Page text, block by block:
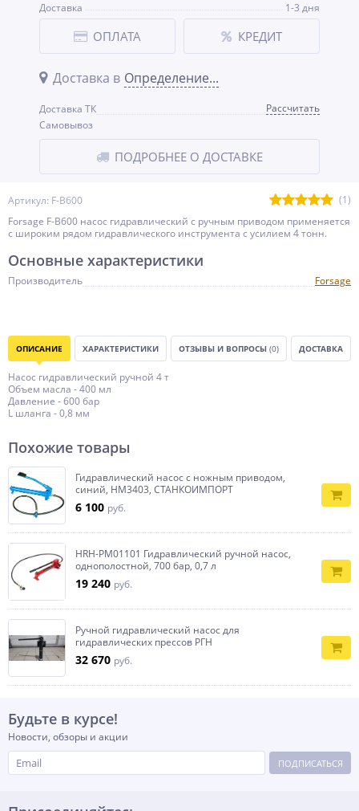
Артикул: F-B600
(1)
Forsage F-B600 насос гидравлический с ручным приводом применяется
с широким рядом гидравлического инструмента с усилием 4 тонн.
Доставка 1-3 дня
ОПЛАТА КРЕДИТ
Доставка в Определение...
Доставка ТК
Рассчитать
Самовывоз
ПОДРОБНЕЕ О ДОСТАВКЕ
Основные характеристики
Производитель Forsage
ОПИСАНИЕ ХАРАКТЕРИСТИКИ ОТЗЫВЫ И ВОПРОСЫ (0) ДОСТАВКА
Насос гидравлический ручной 4 т
Объем масла - 400 мл
Давление - 600 бар
L шланга - 0,8 мм
Похожие товары
Гидравлический насос с ножным приводом,
синий, HM3403, СТАНКОИМПОРТ
6 100 руб.
HRH-PM01101 Гидравлический ручной насос,
однополостной, 700 бар, 0,7 л
19 240 руб.
Ручной гидравлический насос для
гидравлических прессов РГН
32 670 руб.
Будьте в курсе!
Новости, обзоры и акции
ПОДПИСАТЬСЯ